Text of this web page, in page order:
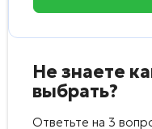
Не знаете
выбрать?
Ответьте на 3